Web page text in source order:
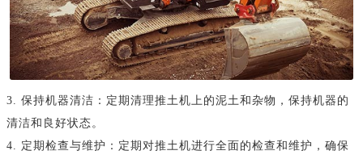
3. 保持机器清洁：定期清理推土机上的泥土和杂物，保持机器的
清洁和良好状态。
4. 定期检查与维护：定期对推土机进行全面的检查和维护，确保